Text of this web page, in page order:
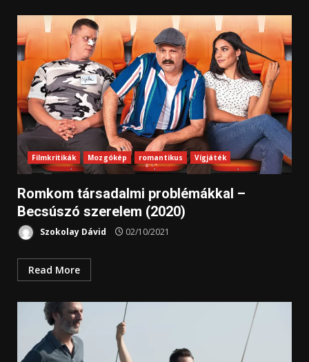
Filmkritikák Mozgókép romantikus Vígjáték
Romkom társadalmi problémákkal –
Becsúszó szerelem (2020)
Szokolay Dávid 02/10/2021
Read More